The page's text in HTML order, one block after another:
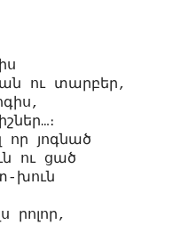
ու տարբեր,
որ յոգնած
ու ցած
խուն
րոլոր,